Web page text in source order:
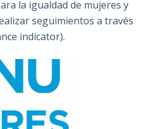
la igualdad de mujeres y
seguimientos a través
indicator).